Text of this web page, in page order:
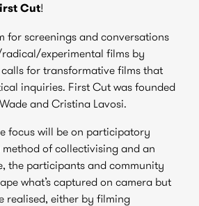
Cut!
for screenings and conversations
experimental films by
for transformative films that
inquiries. First Cut was founded
and Cristina Lavosi.
focus will be on participatory
of collectivising and an
the participants and community
what’s captured on camera but
realised, either by filming